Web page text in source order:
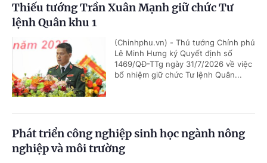
Thiếu tướng Trần Xuân Mạnh giữ chức Tư
lệnh Quân khu 1
(Chinhphu.vn) - Thủ tướng Chính phủ
Lê Minh Hưng ký Quyết định số
1469/QĐ-TTg ngày 31/7/2026 về việc
bổ nhiệm giữ chức Tư lệnh Quân...
Phát triển công nghiệp sinh học ngành nông
nghiệp và môi trường